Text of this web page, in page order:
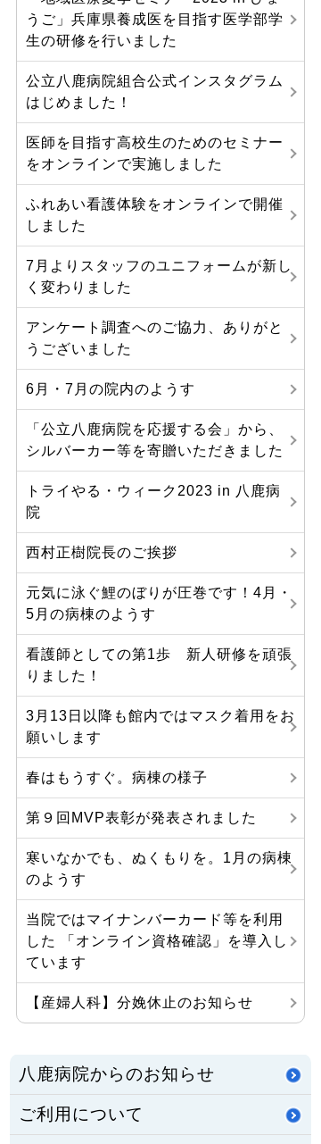
うご」兵庫県養成医を目指す医学部学
生の研修を行いました
公立八鹿病院組合公式インスタグラム
はじめました！
医師を目指す高校生のためのセミナー
をオンラインで実施しました
ふれあい看護体験をオンラインで開催
しました
7月よりスタッフのユニフォームが新し
く変わりました
アンケート調査へのご協力、ありがと
うございました
6月・7月の院内のようす
「公立八鹿病院を応援する会」から、
シルバーカー等を寄贈いただきました
トライやる・ウィーク2023 in 八鹿病
院
西村正樹院長のご挨拶
元気に泳ぐ鯉のぼりが圧巻です！4月・
5月の病棟のようす
看護師としての第1歩 新人研修を頑張
りました！
3月13日以降も館内ではマスク着用をお
願いします
春はもうすぐ。病棟の様子
第９回MVP表彰が発表されました
寒いなかでも、ぬくもりを。1月の病棟
のようす
当院ではマイナンバーカード等を利用
した 「オンライン資格確認」を導入し
ています
【産婦人科】分娩休止のお知らせ
八鹿病院からのお知らせ
ご利用について